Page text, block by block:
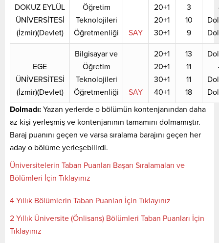
DOKUZ EYLÜL
ÜNİVERSİTESİ
(İzmir)(Devlet)
Öğretim
Teknolojileri
Öğretmenliği
SAY
20+1
20+1
30+1
3
10
9
EGE
ÜNİVERSİTESİ
(İzmir)(Devlet)
Bilgisayar ve
Öğretim
Teknolojileri
Öğretmenliği
SAY
20+1
20+1
30+1
40+1
13
11
11
18
Dolmadı: Yazan yerlerde o bölümün kontenjanından daha
az kişi yerleşmiş ve kontenjanının tamamını dolmamıştır.
Baraj puanını geçen ve varsa sıralama barajını geçen her
aday o bölüme yerleşebilirdi.
Üniversitelerin Taban Puanları Başarı Sıralamaları ve
Bölümleri İçin Tıklayınız
4 Yıllık Bölümlerin Taban Puanları İçin Tıklayınız
2 Yıllık Üniversite (Önlisans) Bölümleri Taban Puanları İçin
Tıklayınız